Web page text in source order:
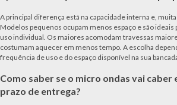
A principal diferença está na capacidade interna e,
Modelos pequenos ocupam menos espaço e são ideais
uso individual. Os maiores acomodam travessas
costumam aquecer em menos tempo. A escolha
frequência de uso e do espaço disponível na sua
Como saber se o micro ondas vai caber
prazo de entrega?